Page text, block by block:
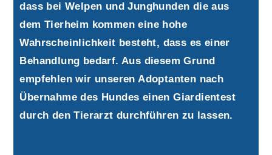
dass bei Welpen und Junghunden die aus
dem Tierheim kommen eine hohe
Wahrscheinlichkeit besteht, dass es einer
Behandlung bedarf. Aus diesem Grund
empfehlen wir unseren Adoptanten nach
Übernahme des Hundes einen Giardientest
durch den Tierarzt durchführen zu lassen.